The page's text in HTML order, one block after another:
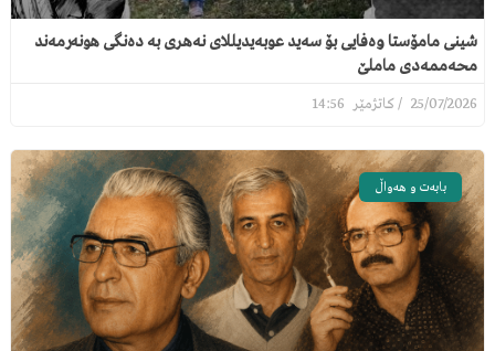
شینی مامۆستا وەفایی بۆ سەید عوبەیدیللای نەهری بە دەنگی هونەرمەند
محەممەدی ماملێ
25/07/2026
بابەت و هەواڵ